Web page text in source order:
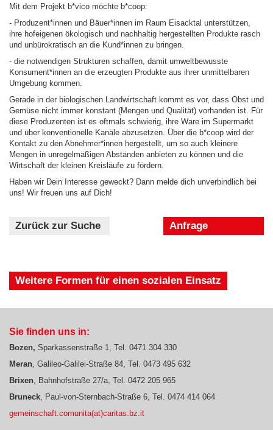
Mit dem Projekt b*vico möchte b*coop:
- Produzent*innen und Bäuer*innen im Raum Eisacktal unterstützen,
ihre hofeigenen ökologisch und nachhaltig hergestellten Produkte rasch
und unbürokratisch an die Kund*innen zu bringen.
- die notwendigen Strukturen schaffen, damit umweltbewusste
Konsument*innen an die erzeugten Produkte aus ihrer unmittelbaren
Umgebung kommen.
Gerade in der biologischen Landwirtschaft kommt es vor, dass Obst und
Gemüse nicht immer konstant (Mengen und Qualität) vorhanden ist. Für
diese Produzenten ist es oftmals schwierig, ihre Ware im Supermarkt
und über konventionelle Kanäle abzusetzen. Über die b*coop wird der
Kontakt zu den Abnehmer*innen hergestellt, um so auch kleinere
Mengen in unregelmäßigen Abständen anbieten zu können und die
Wirtschaft der kleinen Kreisläufe zu fördern.
Haben wir Dein Interesse geweckt? Dann melde dich unverbindlich bei
uns! Wir freuen uns auf Dich!
Anfrage
Zurück zur Suche
Weitere Formen für einen sozialen Einsatz
Sie finden uns in:
Bozen, Sparkassenstraße 1, Tel. 0471 304 330
Meran , Galileo-Galilei-Straße 84, Tel. 0473 495 632
Brixen , Bahnhofstraße 27/a, Tel. 0472 205 965
Bruneck , Paul-von-Sternbach-Straße 6, Tel. 0474 414 064
gemeinschaft.comunita(at)caritas.bz.it